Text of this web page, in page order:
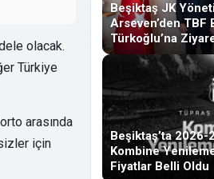
olacak.
Türkiye
arasında
için
Beşiktaş JK
Arseven’den TBF
Türkoğlu’na
Beşiktaş’ta
Kombine
Fiyatlar Belli Oldu